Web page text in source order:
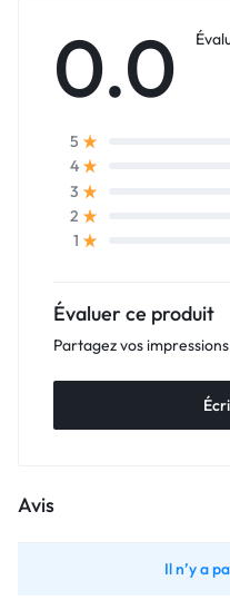
0.0
5
4
3
2
1
Évaluer ce produit
Partagez vos
Avis
Il n’y a